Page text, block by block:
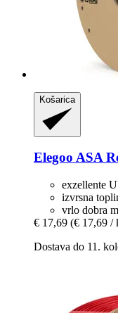
Košarica
Elegoo ASA
exzellente
izvrsna
vrlo dobra
€ 17,69 (€ 17,69 /
Dostava do 11.